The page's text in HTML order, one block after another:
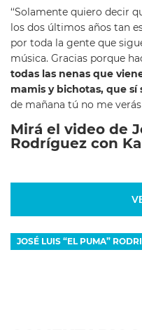
‘‘Solamente quiero decir
los dos últimos años tan
por toda la gente que
música. Gracias porque
todas las nenas que
mamis y bichotas, que sí
de mañana tú no me verás
Mirá el video de
Rodríguez con
JOSÉ LUIS “EL PUMA”